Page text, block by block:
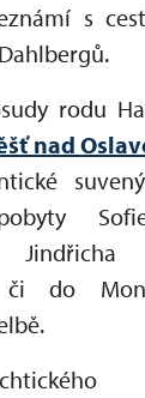
s
rodu
nad
či do